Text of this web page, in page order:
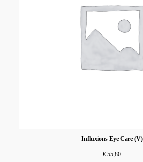
Influxions Eye Care (V)
€ 55,80